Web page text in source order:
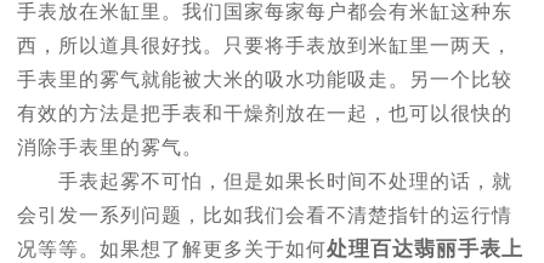
手表放在米缸里。我们国家每家每户都会有米缸这种东
西，所以道具很好找。只要将手表放到米缸里一两天，
手表里的雾气就能被大米的吸水功能吸走。另一个比较
有效的方法是把手表和干燥剂放在一起，也可以很快的
消除手表里的雾气。
手表起雾不可怕，但是如果长时间不处理的话，就
会引发一系列问题，比如我们会看不清楚指针的运行情
况等等。如果想了解更多关于如何处理百达翡丽手表上